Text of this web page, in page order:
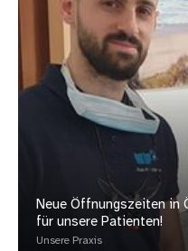
Neue Öffnungszeiten in
für unsere Patienten!
Unsere Praxis